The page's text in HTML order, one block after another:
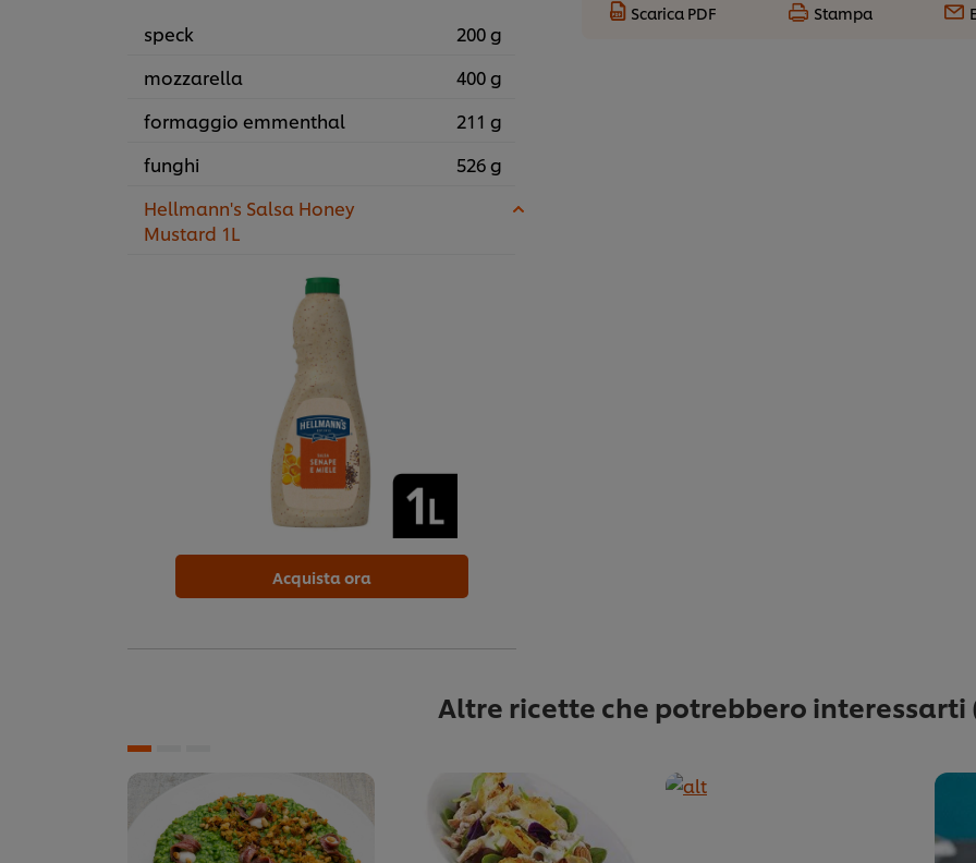
speck
200 g
mozzarella
400 g
formaggio emmenthal
211 g
funghi
526 g
Hellmann's Salsa Honey
Mustard 1L
Acquista ora
Scarica PDF Stampa
Altre ricette che potrebbero interessarti